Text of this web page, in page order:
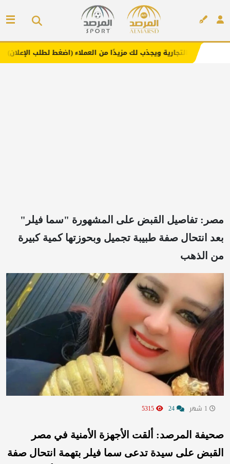
ويجذب لك مزيدًا من العملاء (اضغط لطلب الإعلان)
مصر: تفاصيل القبض على المشهورة "سما فيلر"
بعد انتحال صفة طبيبة تجميل وبحوزتها كمية كبيرة
من الذهب
صحيفة المرصد: ألقت الأجهزة الأمنية في مصر
القبض على سيدة تدعى سما فيلر بتهمة انتحال صفة